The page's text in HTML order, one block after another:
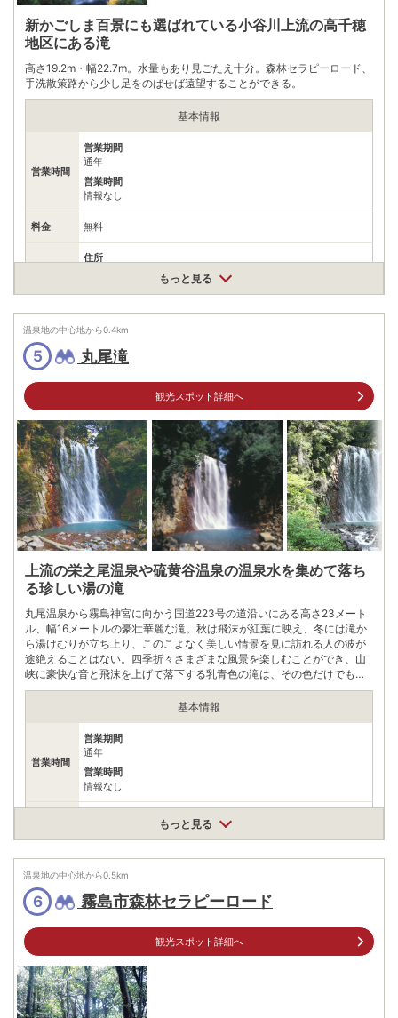
新かごしま百景にも選ばれている小谷川上流の高千穂
地区にある滝
高さ19.2m・幅22.7m。水量もあり見ごたえ十分。森林セラピーロード、
手洗散策路から少し足をのばせば遠望することができる。
基本情報
営業時間
営業期間
通年
営業時間
情報なし
料金 無料
アクセス
住所
鹿児島県霧島市牧園町高千穂
車
九州自動車道溝辺鹿児島空港ICから車で約30分JR肥薩線霧島温
泉駅から車で約15分
JR日豊本線霧島神宮駅から鹿児島交通霧島いわさきホテル行き
電話番号
0995455111
※問い合わせ先：霧島市観光課
※ 掲載情報は変更になる場合があります。最新の内容はご利用前にご自身でお
問合せください。
※ 料金情報は税込・税抜表記が混ざっております。正しい金額はご利用前にご
自身でお問合せください。
もっと見る
温泉地の中心地から0.4km
5 丸尾滝
観光スポット詳細へ
上流の栄之尾温泉や硫黄谷温泉の温泉水を集めて落ち
る珍しい湯の滝
丸尾温泉から霧島神宮に向かう国道223号の道沿いにある高さ23メート
ル、幅16メートルの豪壮華麗な滝。秋は飛沫が紅葉に映え、冬には滝か
ら湯けむりが立ち上り、このこよなく美しい情景を見に訪れる人の波が
途絶えることはない。四季折々さまざまな風景を楽しむことができ、山
峡に豪快な音と飛沫を上げて落下する乳青色の滝は、その色だけでも独
特の雰囲気を漂わせている。ライトアップされた夜は、飛沫が照明に反
射してさらに幻想的な表情を見ることができる。
基本情報
営業時間
営業期間
通年
営業時間
情報なし
アクセス
鹿児島県霧島市牧園町高千穂丸尾
九州自動車道溝辺鹿児島空港ICから車で約40分
JR日豊本線･霧島神宮駅からバスで約30分､丸尾バス停下車後､徒
歩約10分･鹿児島空港からバスで約35分､丸尾バス停下車後､徒歩
約10分
駐車場 情報なし
もっと見る
温泉地の中心地から0.5km
6 霧島市森林セラピーロード
観光スポット詳細へ